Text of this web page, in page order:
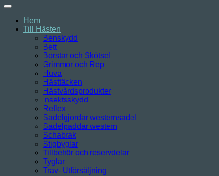
Hem
Till Hästen
Benskydd
Bett
Borstar och Skötsel
Grimmor och Rep
Huva
Hästtäcken
Hästvårdsprodukter
Insektsskydd
Reflex
Sadelgjordar westernsadel
Sadelpaddar western
Schabrak
Stigbyglar
Tillbehör och reservdelar
Tyglar
Trav- Utförsäljning